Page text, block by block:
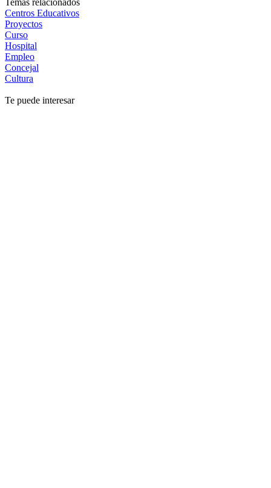
Temas relacionados
Centros Educativos
Proyectos
Curso
Hospital
Empleo
Concejal
Cultura
Te puede interesar